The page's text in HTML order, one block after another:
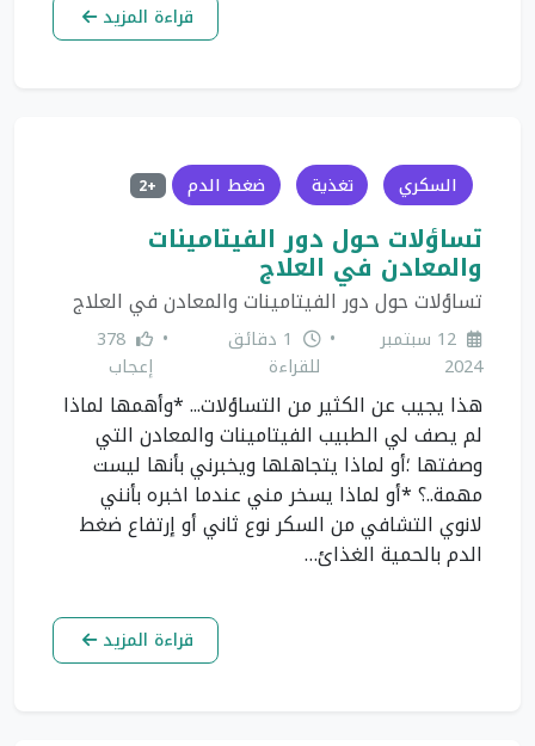
قراءة المزيد
السكري تغذية ضغط الدم +2
تساؤلات حول دور الفيتامينات
والمعادن في العلاج
تساؤلات حول دور الفيتامينات والمعادن في العلاج
12 سبتمبر
2024
•
1 دقائق
للقراءة
•
378
إعجاب
هذا يجيب عن الكثير من التساؤلات... *وأهمها لماذا
لم يصف لي الطبيب الفيتامينات والمعادن التي
وصفتها ؛أو لماذا يتجاهلها ويخبرني بأنها ليست
مهمة..؟ *أو لماذا يسخر مني عندما اخبره بأنني
لانوي التشافي من السكر نوع ثاني أو إرتفاع ضغط
الدم بالحمية الغذائ…
قراءة المزيد